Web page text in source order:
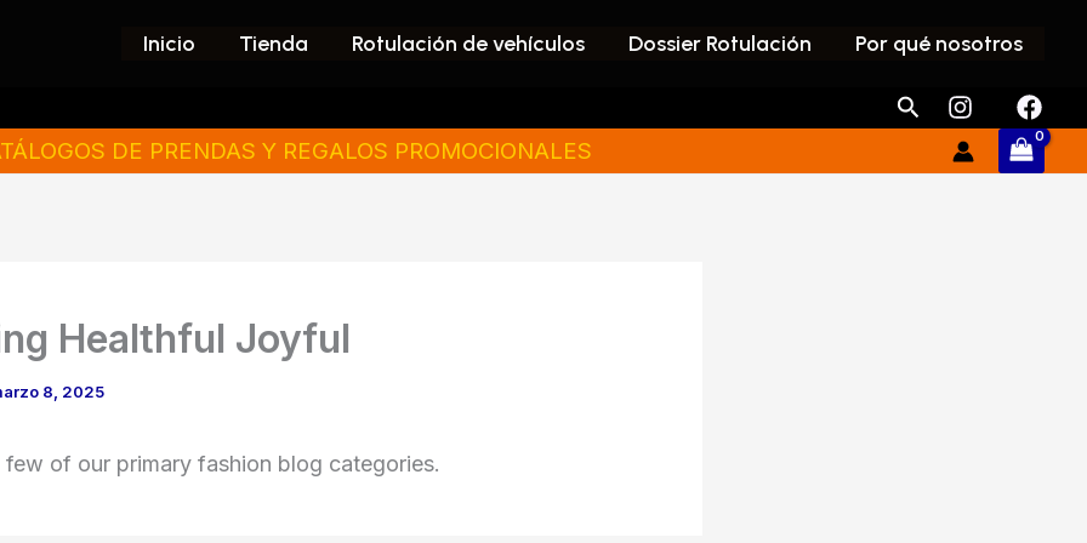
Inicio Tienda Rotulación de vehículos Dossier Rotulación Por qué nosotros
Buscar
DE PRENDAS Y REGALOS PROMOCIONALES
Healthful Joyful
8, 2025
few of our primary fashion blog categories.